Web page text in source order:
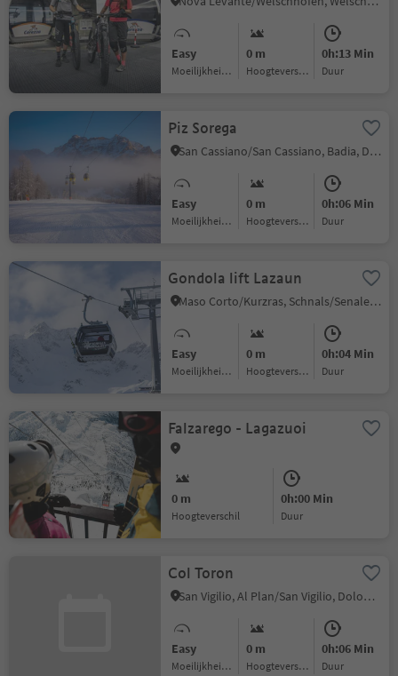
Easy
Moeilijkheidsgraad
0 m
Hoogteverschil
0h:13 Min
Duur
Piz Sorega
San Cassiano/San Cassiano, Badia, Dolomites Region Alta Badia
Easy
Moeilijkheidsgraad
0 m
Hoogteverschil
0h:06 Min
Duur
Gondola lift Lazaun
Maso Corto/Kurzras, Schnals/Senales, Vinschgau/Val Venosta
Easy
Moeilijkheidsgraad
0 m
Hoogteverschil
0h:04 Min
Duur
Falzarego - Lagazuoi
0 m
Hoogteverschil
0h:00 Min
Duur
Col Toron
San Vigilio, Al Plan/San Vigilio, Dolomites Region Kronplatz/Plan de Corones
Easy
Moeilijkheidsgraad
0 m
Hoogteverschil
0h:06 Min
Duur